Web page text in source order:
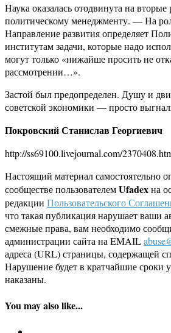
Наука оказалась отодвинута на
политическому менеджменту. — На
Направление развития определяет
институтам задачи, которые надо
могут только «нижайше просить не
рассмотрении…».
Застой был предопределен. Душу и
советской экономики — просто
Покровский Станислав Георгиевич
http://ss69100.livejournal.com/
Настоящий материал самостоятельно
сообществе пользователемUfadexна
редакции Пользовательского
что такая публикация нарушает ваши
смежные права, вам необходимо
администрации сайта на EMAIL
адреса (URL) страницы, содержащей
Нарушение будет в кратчайшие сроки
наказаны.
You may also like...